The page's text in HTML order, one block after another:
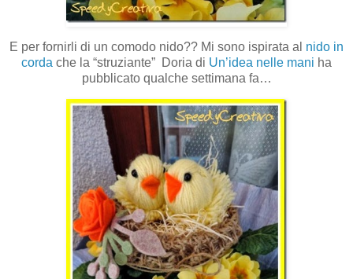
E per fornirli di un comodo nido?? Mi sono ispirata al nido in
corda che la “struziante” Doria di Un’idea nelle mani ha
pubblicato qualche settimana fa…